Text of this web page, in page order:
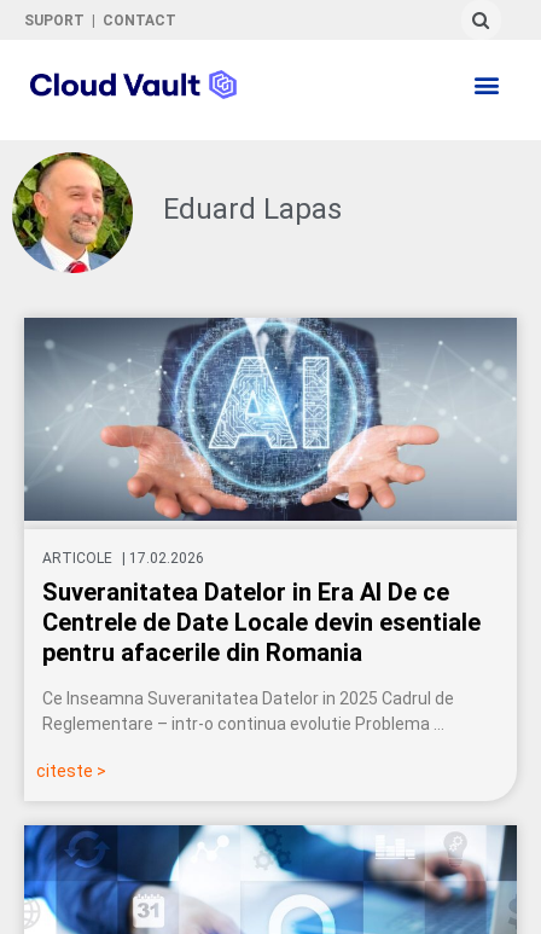
SUPORT | CONTACT
Eduard Lapas
ARTICOLE | 17.02.2026
Suveranitatea Datelor in Era AI De ce
Centrele de Date Locale devin esentiale
pentru afacerile din Romania
Ce Inseamna Suveranitatea Datelor in 2025 Cadrul de
Reglementare – intr-o continua evolutie Problema …
citeste >